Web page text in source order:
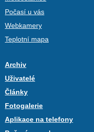
Počasí u vás
Webkamery
Teplotní mapa
Archiv
Uživatelé
Články
Fotogalerie
Aplikace na telefony